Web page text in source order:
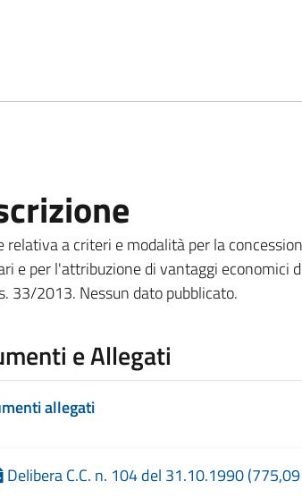
relativa a criteri e modalità per la
e per l'attribuzione di vantaggi economici
33/2013. Nessun dato pubblicato.
e Allegati
allegati
Delibera C.C. n. 104 del 31.10.1990